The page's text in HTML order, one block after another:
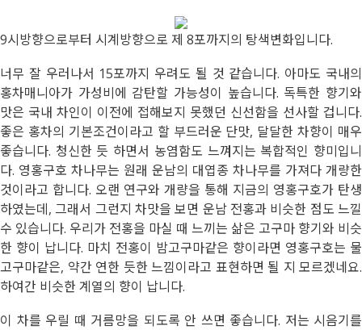
9시방향으로부터 시계방향으로 제 8포까지의 탕색변화입니다.
너무 잘 우러나서 15포까지 우려도 될 것 같습니다. 아마도 국내의
홍차매니아가 가성비에 감탄할 가능성이 높습니다. 독특한 향기와
맛은 국내 차인이 이전에 접해보지 못했던 신선함을 선사할 겁니다.
좋은 홍차의 기본조건이라고 할 부드러운 단맛, 달달한 차향이 매우
좋습니다. 청신한 듯 하면서 농염함도 느껴지는 복합적인 향미입니
다. 영홍구호 차나무는 원래 운남의 대엽종 차나무를 가져다 개량한
것이라고 합니다. 오랜 연구와 개량을 통해 지금의 영홍구호가 탄생
하였는데, 그래서 그런지 차맛을 보면 운남 전홍과 비슷한 점도 느낄
수 있습니다. 우리가 전홍을 마실 때 느끼는 삶은 고구마 향기와 비슷
한 향이 납니다. 마치 전홍이 밤고구마같은 향이라면 영홍구호는 물
고구마같은, 약간 연한 듯한 느낌이라고 표현하면 될 지 모르겠네요.
하여간 비슷한 계열의 향이 납니다.
이 차를 우릴 때 거름망을 되도록 안 쓰면 좋습니다. 저는 시음기를